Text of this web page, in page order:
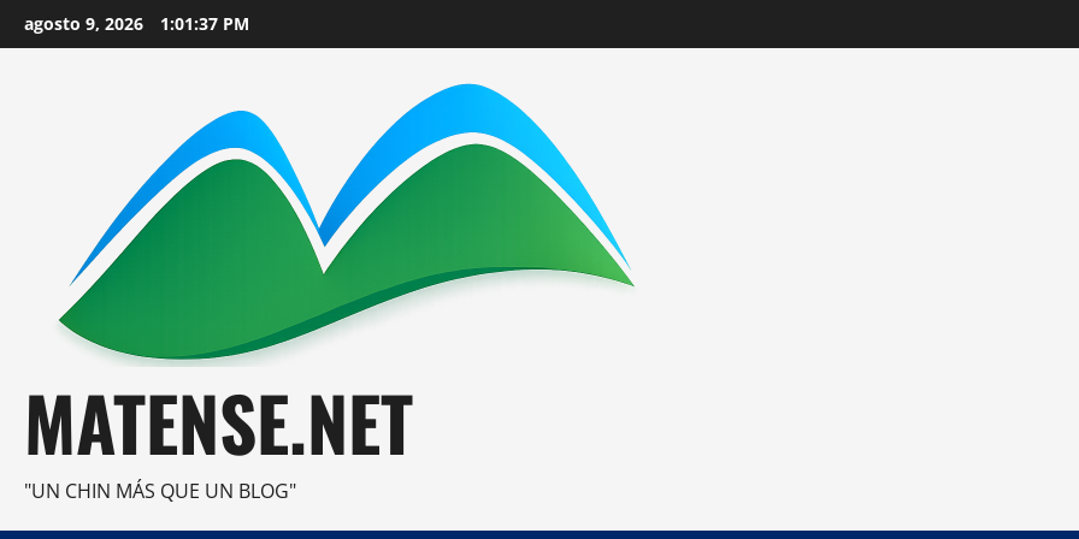
al
agosto 9, 2026 1:01:39 PM
MATENSE.NET
"UN CHIN MÁS QUE UN BLOG"